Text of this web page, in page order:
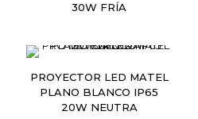
30W FRÍA
PROYECTOR LED MATEL
PLANO BLANCO IP65
20W NEUTRA